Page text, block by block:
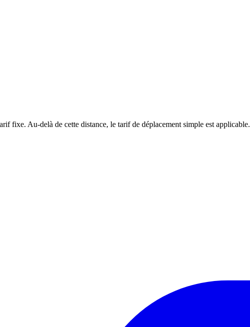
fixe. Au-delà de cette distance, le tarif de déplacement simple est applicable.